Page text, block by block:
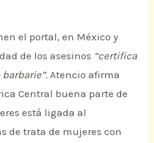
el portal, en México y
de los asesinos “certifica
Atencio afirma
Central buena parte de
está ligada al
de trata de mujeres con